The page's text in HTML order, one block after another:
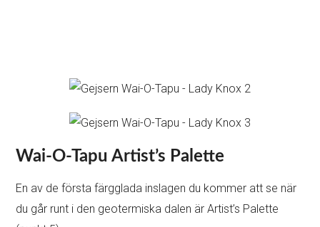
Wai-O-Tapu Artist’s Palette
En av de första färgglada inslagen du kommer att se när
du går runt i den geotermiska dalen är Artist’s Palette